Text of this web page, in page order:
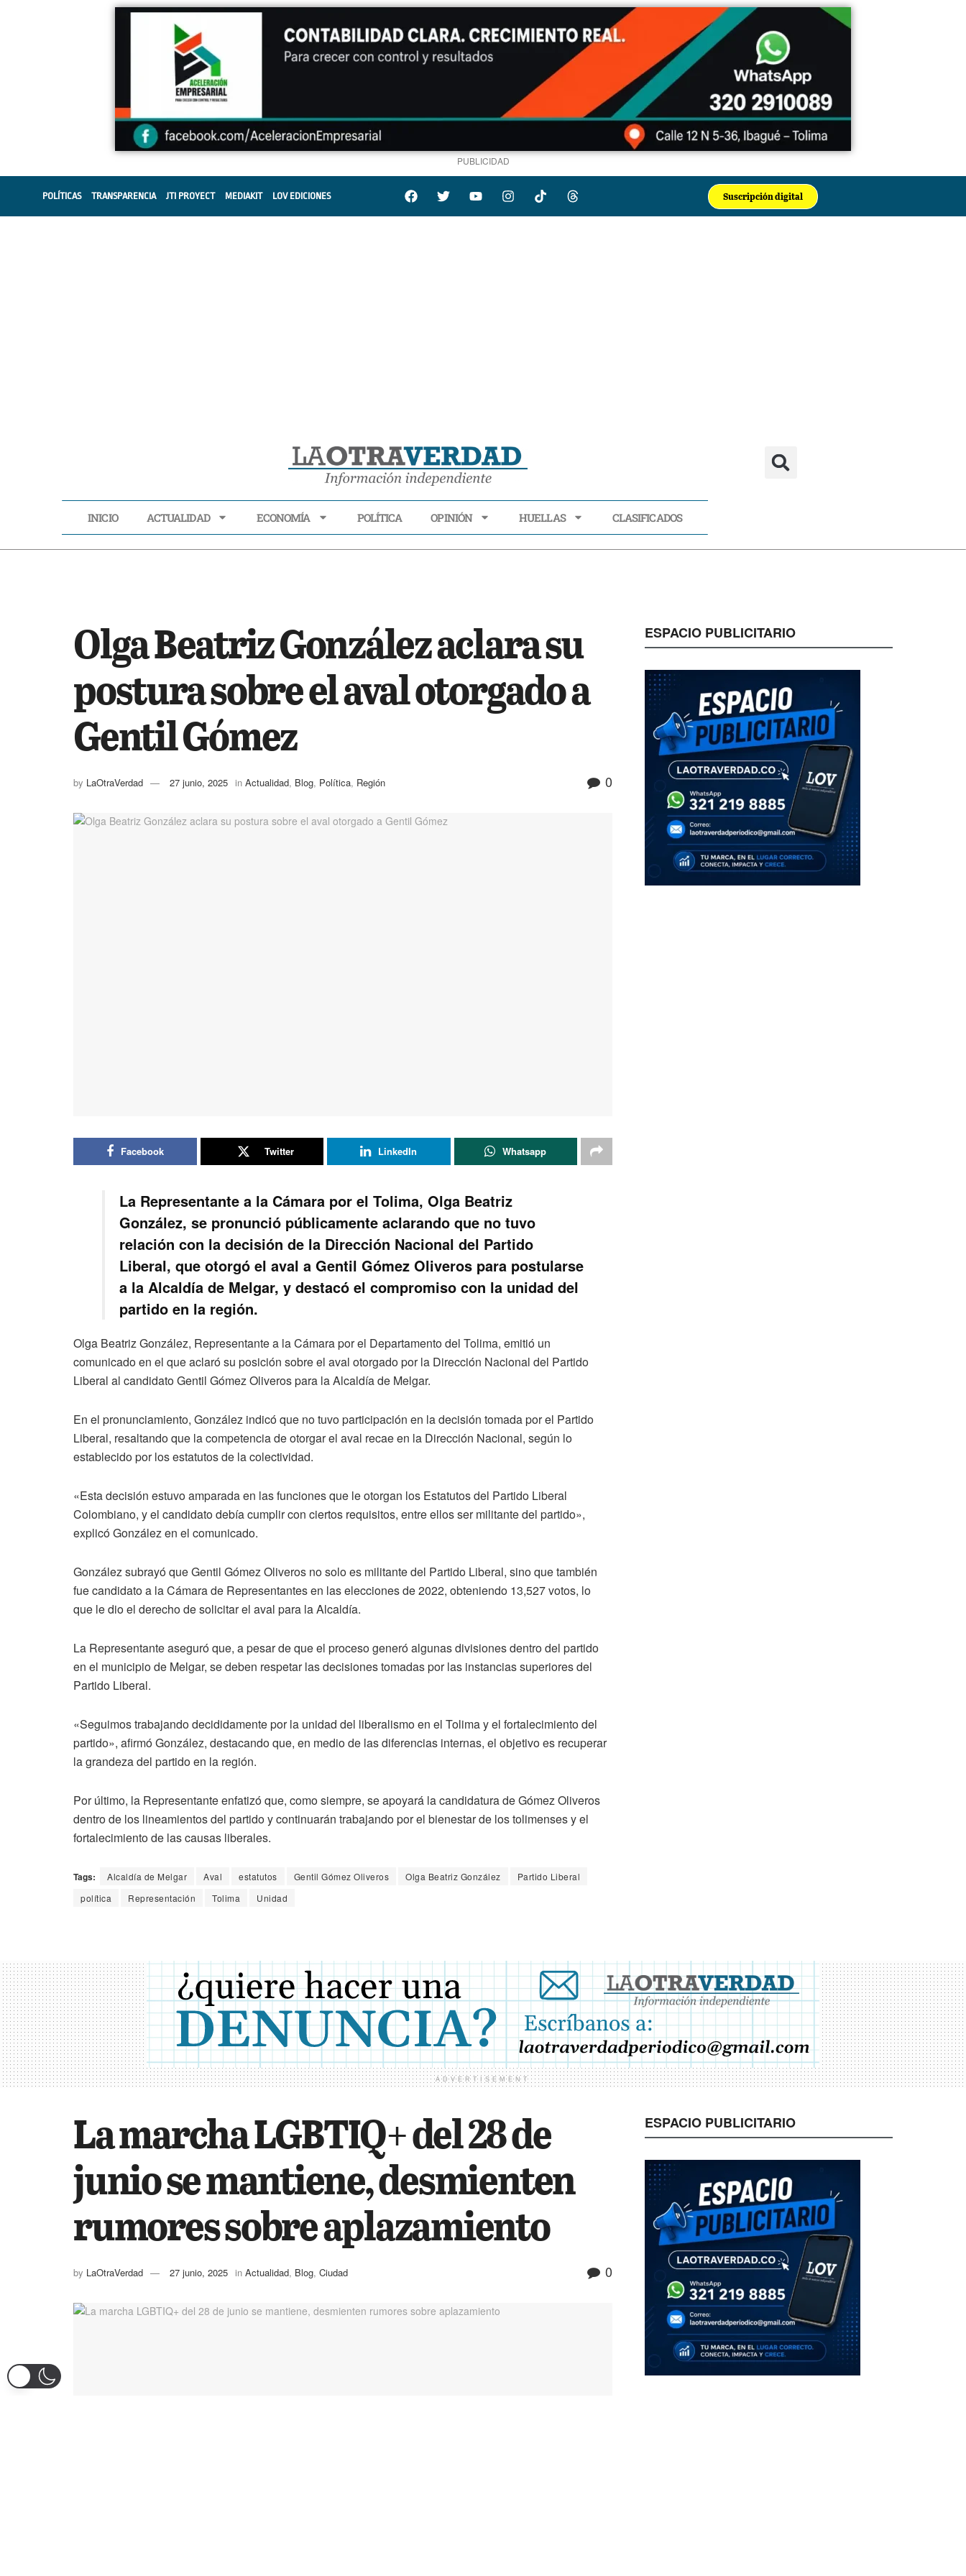
PUBLICIDAD
POLÍTICAS TRANSPARENCIA JTI PROYECT MEDIAKIT LOV EDICIONES Suscripción digital
INICIO ACTUALIDAD ECONOMÍA POLÍTICA OPINIÓN HUELLAS CLASIFICADOS
Olga Beatriz González aclara su
postura sobre el aval otorgado a
Gentil Gómez
by LaOtraVerdad 27 junio, 2025 in Actualidad, Blog, Política, Región 0
Facebook Twitter LinkedIn Whatsapp
La Representante a la Cámara por el Tolima, Olga Beatriz
González, se pronunció públicamente aclarando que no tuvo
relación con la decisión de la Dirección Nacional del Partido
Liberal, que otorgó el aval a Gentil Gómez Oliveros para postularse
a la Alcaldía de Melgar, y destacó el compromiso con la unidad del
partido en la región.
Olga Beatriz González, Representante a la Cámara por el Departamento del Tolima, emitió un
comunicado en el que aclaró su posición sobre el aval otorgado por la Dirección Nacional del Partido
Liberal al candidato Gentil Gómez Oliveros para la Alcaldía de Melgar.
En el pronunciamiento, González indicó que no tuvo participación en la decisión tomada por el Partido
Liberal, resaltando que la competencia de otorgar el aval recae en la Dirección Nacional, según lo
establecido por los estatutos de la colectividad.
«Esta decisión estuvo amparada en las funciones que le otorgan los Estatutos del Partido Liberal
Colombiano, y el candidato debía cumplir con ciertos requisitos, entre ellos ser militante del partido»,
explicó González en el comunicado.
González subrayó que Gentil Gómez Oliveros no solo es militante del Partido Liberal, sino que también
fue candidato a la Cámara de Representantes en las elecciones de 2022, obteniendo 13,527 votos, lo
que le dio el derecho de solicitar el aval para la Alcaldía.
La Representante aseguró que, a pesar de que el proceso generó algunas divisiones dentro del partido
en el municipio de Melgar, se deben respetar las decisiones tomadas por las instancias superiores del
Partido Liberal.
«Seguimos trabajando decididamente por la unidad del liberalismo en el Tolima y el fortalecimiento del
partido», afirmó González, destacando que, en medio de las diferencias internas, el objetivo es recuperar
la grandeza del partido en la región.
Por último, la Representante enfatizó que, como siempre, se apoyará la candidatura de Gómez Oliveros
dentro de los lineamientos del partido y continuarán trabajando por el bienestar de los tolimenses y el
fortalecimiento de las causas liberales.
Tags: Alcaldía de Melgar Aval estatutos Gentil Gómez Oliveros Olga Beatriz González
Partido Liberal
política
Representación Tolima Unidad
ESPACIO PUBLICITARIO
ADVERTISEMENT
La marcha LGBTIQ+ del 28 de
junio se mantiene, desmienten
rumores sobre aplazamiento
by LaOtraVerdad 27 junio, 2025 in Actualidad, Blog, Ciudad 0
ESPACIO PUBLICITARIO